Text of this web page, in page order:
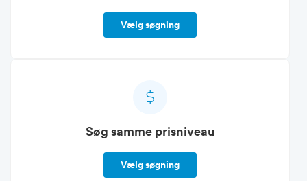
Vælg søgning
Søg samme prisniveau
Vælg søgning